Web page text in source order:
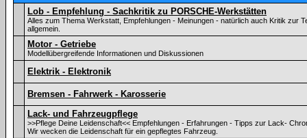
Lob - Empfehlung - Sachkritik zu PORSCHE-Werkstätten
Alles zum Thema Werkstatt, Empfehlungen - Meinungen - natürlich auch Kritik zur
allgemein.
Motor - Getriebe
Modellübergreifende Informationen und Diskussionen
Elektrik - Elektronik
Bremsen - Fahrwerk - Karosserie
Lack- und Fahrzeugpflege
>>Pflege Deine Leidenschaft<< Empfehlungen - Erfahrungen - Tipps zur Lack-
Wir wecken die Leidenschaft für ein gepflegtes Fahrzeug.